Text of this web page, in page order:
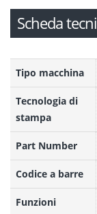
Scheda
Tipo macchina
Tecnologia di
stampa
Part Number
Codice a barre
Funzioni